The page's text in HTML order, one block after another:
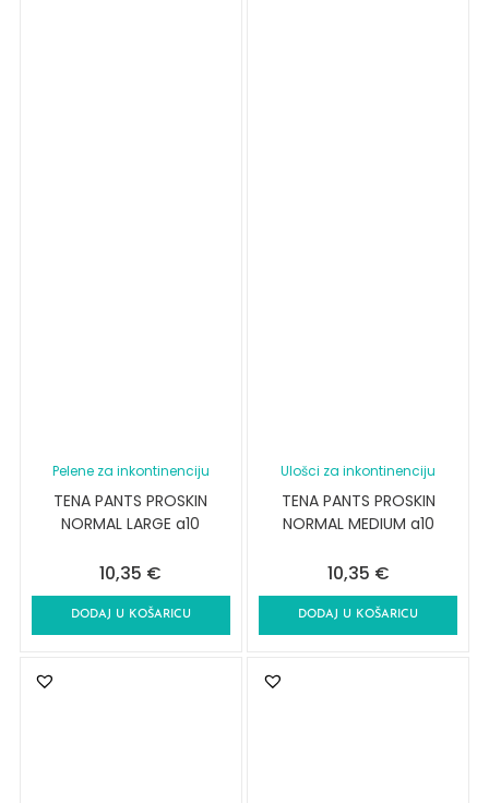
Pelene za inkontinenciju
TENA PANTS PROSKIN
NORMAL LARGE a10
10,35 €
DODAJ U KOŠARICU
Ulošci za inkontinenciju
TENA PANTS PROSKIN
NORMAL MEDIUM a10
10,35 €
DODAJ U KOŠARICU